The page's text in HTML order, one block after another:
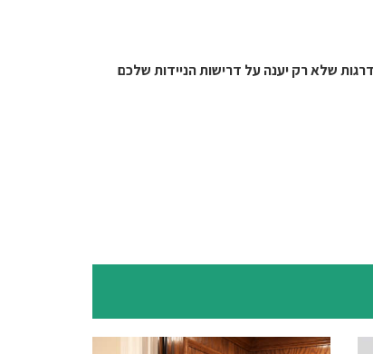
שלא רק יענה על דרישות הניידות שלכם